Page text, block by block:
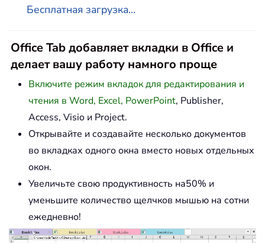
Бесплатная загрузка...
Office Tab добавляет вкладки в Office и
делает вашу работу намного проще
Включите режим вкладок для редактирования и
чтения в Word, Excel, PowerPoint, Publisher,
Access, Visio и Project.
Открывайте и создавайте несколько документов
во вкладках одного окна вместо новых отдельных
окон.
Увеличьте свою продуктивность на50% и
уменьшите количество щелчков мышью на сотни
ежедневно!